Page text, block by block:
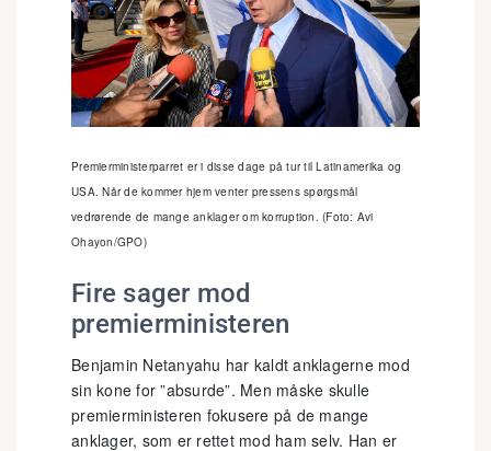
Premierministerparret er i disse dage på tur til Latinamerika og
USA. Når de kommer hjem venter pressens spørgsmål
vedrørende de mange anklager om korruption. (Foto: Avi
Ohayon/GPO)
Fire sager mod
premierministeren
Benjamin Netanyahu har kaldt anklagerne mod
sin kone for ”absurde”. Men måske skulle
premierministeren fokusere på de mange
anklager, som er rettet mod ham selv. Han er